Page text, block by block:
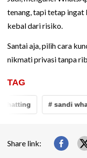
tenang, tapi tetap ingat
kebal dari risiko.
Santai aja, pilih cara
nikmati privasi tanpa
TAG
# sandi
Share link: